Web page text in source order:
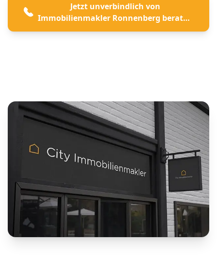
Jetzt unverbindlich von
Immobilienmakler Ronnenberg beraten
lassen